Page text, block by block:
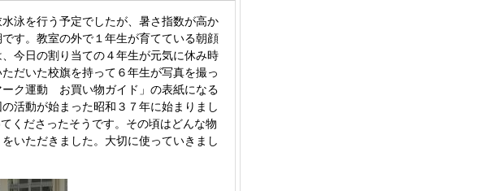
泳を行う予定でしたが、暑さ指数が高か
す。教室の外で１年生が育てている朝顔
今日の割り当ての４年生が元気に休み時
だいた校旗を持って６年生が写真を撮っ
ク運動 お買い物ガイド」の表紙になる
活動が始まった昭和３７年に始まりまし
くださったそうです。その頃はどんな物
いただきました。大切に使っていきまし